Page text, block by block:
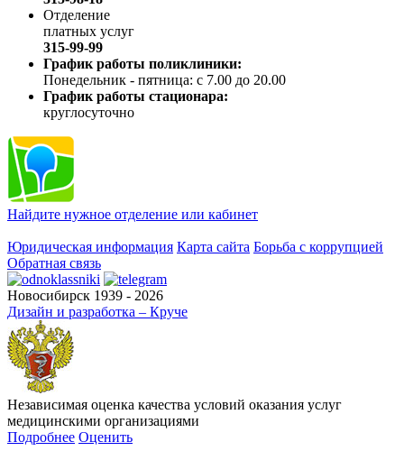
Отделение
платных услуг
315-99-99
График работы поликлиники:
Понедельник - пятница: с 7.00 до 20.00
График работы стационара:
круглосуточно
Найдите нужное отделение или кабинет
Юридическая информация Карта сайта Борьба с коррупцией
Обратная связь
Новосибирск 1939 - 2026
Дизайн и разработка – Круче
Независимая оценка качества условий оказания услуг
медицинскими организациями
Подробнее Оценить